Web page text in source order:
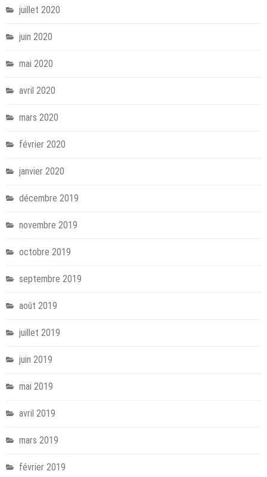
juillet 2020
juin 2020
mai 2020
avril 2020
mars 2020
février 2020
janvier 2020
décembre 2019
novembre 2019
octobre 2019
septembre 2019
août 2019
juillet 2019
juin 2019
mai 2019
avril 2019
mars 2019
février 2019